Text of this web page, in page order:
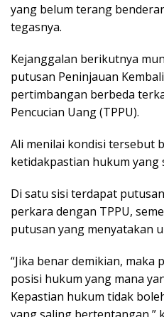
yang belum terang
tegasnya.
Kejanggalan berikutnya
putusan Peninjauan
pertimbangan berbeda
Pencucian Uang (TPPU).
Ali menilai kondisi tersebut
ketidakpastian hukum yang
Di satu sisi terdapat
perkara dengan TPPU,
putusan yang menyatakan
“Jika benar demikian,
posisi hukum yang mana
Kepastian hukum tidak